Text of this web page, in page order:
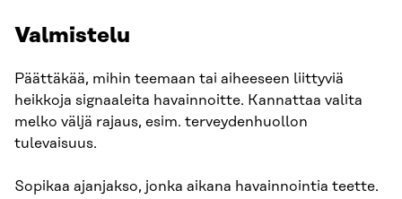
Valmistelu
Päättäkää, mihin teemaan tai aiheeseen liittyviä
heikkoja signaaleita havainnoitte. Kannattaa valita
melko väljä rajaus, esim. terveydenhuollon
tulevaisuus.
Sopikaa ajanjakso, jonka aikana havainnointia teette.